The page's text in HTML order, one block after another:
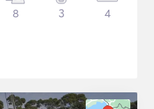
8 3 4